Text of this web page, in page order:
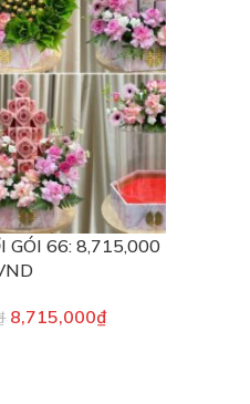
GÓI 66: 8,715,000
8,715,000₫